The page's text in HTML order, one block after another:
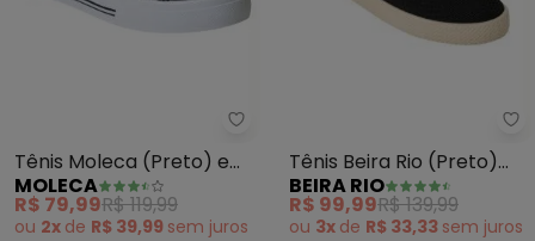
Moleca - Tênis Moleca (Preto)
Tênis Moleca (Preto) em
Sintético
MOLECA
R$ 79,99R$ 119,99
ou 2x de R$ 39,99 sem juros
Tênis Beira Rio (Preto)
em Tecido
BEIRA RIO
R$ 99,99R$ 139,99
ou 3x de R$ 33,33 sem juros